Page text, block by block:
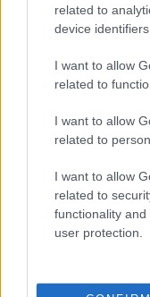
related to
device identifiers
I want to allow
related to
I want to allow
related to
I want to allow
related to
functionality
user protection.
Συρία: Χωρίς
λεωφορείο στη
ΔΙΕΘΝΗ
07/08/26 - 14:28
Η RWE ακυρώνει τα
Επενδύει 1,2 δισ.
deal με τον Λευκό
ΕΛΛΑΔΑ
07/08/26 - 14:23